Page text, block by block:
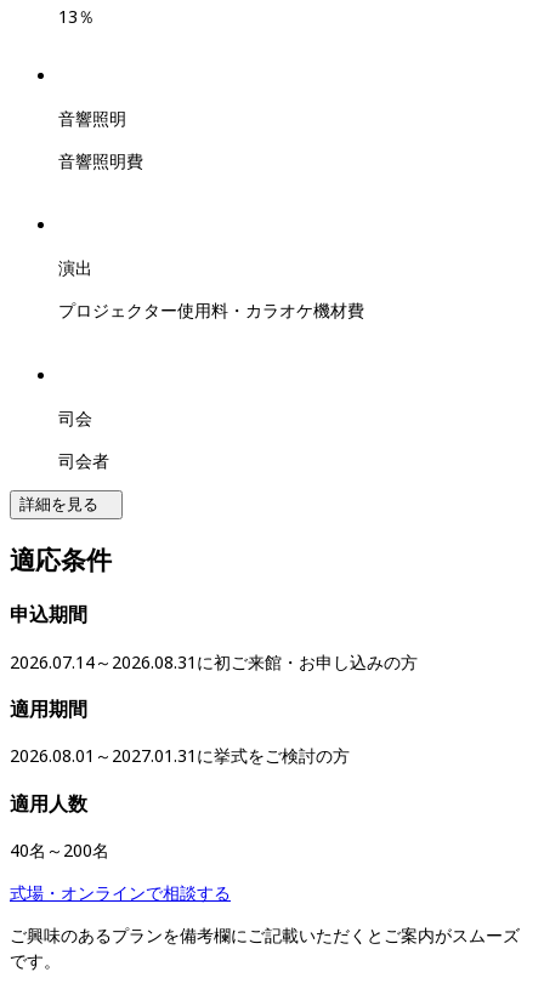
13％
音響照明
音響照明費
演出
プロジェクター使用料・カラオケ機材費
司会
司会者
詳細を見る
適応条件
申込期間
2026.07.14～2026.08.31に初ご来館・お申し込みの方
適用期間
2026.08.01～2027.01.31に挙式をご検討の方
適用人数
40名～200名
式場・オンラインで相談する
ご興味のあるプランを備考欄にご記載いただくとご案内がスムーズ
です。